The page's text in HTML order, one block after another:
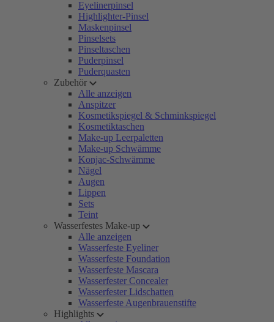
Eyelinerpinsel
Highlighter-Pinsel
Maskenpinsel
Pinselsets
Pinseltaschen
Puderpinsel
Puderquasten
Zubehör
Alle anzeigen
Anspitzer
Kosmetikspiegel & Schminkspiegel
Kosmetiktaschen
Make-up Leerpaletten
Make-up Schwämme
Konjac-Schwämme
Nägel
Augen
Lippen
Sets
Teint
Wasserfestes Make-up
Alle anzeigen
Wasserfeste Eyeliner
Wasserfeste Foundation
Wasserfeste Mascara
Wasserfester Concealer
Wasserfester Lidschatten
Wasserfeste Augenbrauenstifte
Highlights